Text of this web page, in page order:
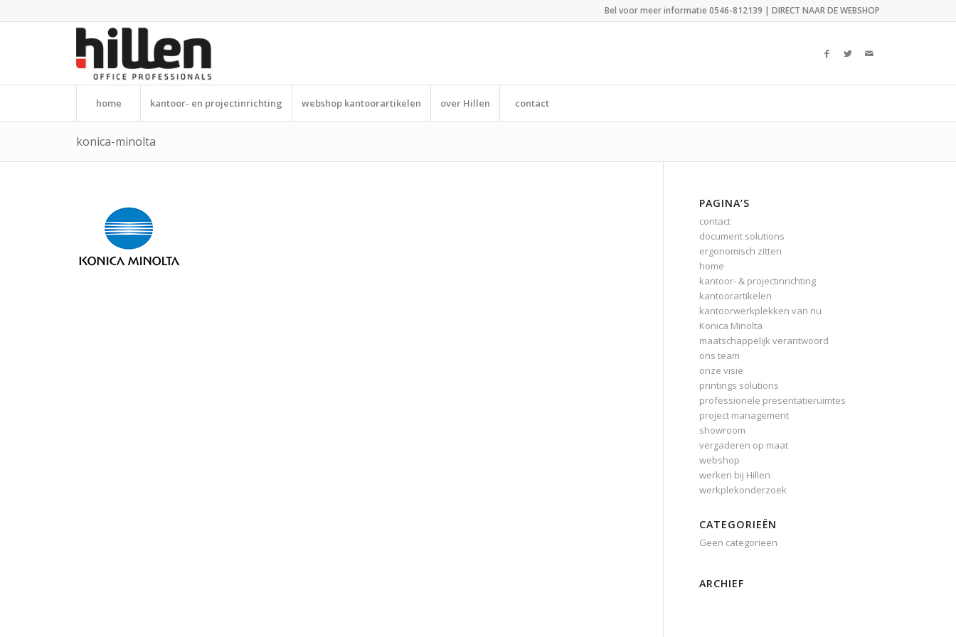
Bel voor meer informatie 0546-812139 | DIRECT NAAR DE WEBSHOP
home kantoor- en projectinrichting webshop kantoorartikelen over Hillen contact
konica-minolta
PAGINA’S
contact
document solutions
ergonomisch zitten
home
kantoor- & projectinrichting
kantoorartikelen
kantoorwerkplekken van nu
Konica Minolta
maatschappelijk verantwoord
ons team
onze visie
printings solutions
professionele presentatieruimtes
project management
showroom
vergaderen op maat
webshop
werken bij Hillen
werkplekonderzoek
CATEGORIEËN
Geen categorieën
ARCHIEF